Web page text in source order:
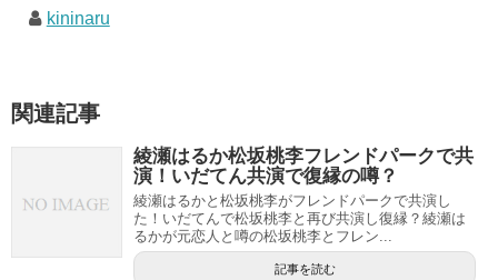
kininaru
関連記事
綾瀬はるか松坂桃李フレンドパークで共
演！いだてん共演で復縁の噂？
綾瀬はるかと松坂桃李がフレンドパークで共演し
た！いだてんで松坂桃李と再び共演し復縁？綾瀬は
るかが元恋人と噂の松坂桃李とフレン...
記事を読む